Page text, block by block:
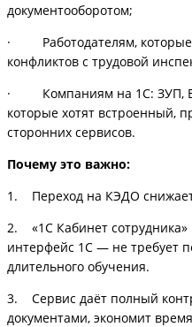
документооборотом;
· Работодателям, которые
конфликтов с трудовой
· Компаниям на 1С: ЗУП,
которые хотят встроенный,
сторонних сервисов.
Почему это важно:
1. Переход на КЭДО
2. «1С Кабинет
интерфейс 1С — не требует
длительного обучения.
3. Сервис даёт полный
документами, экономит